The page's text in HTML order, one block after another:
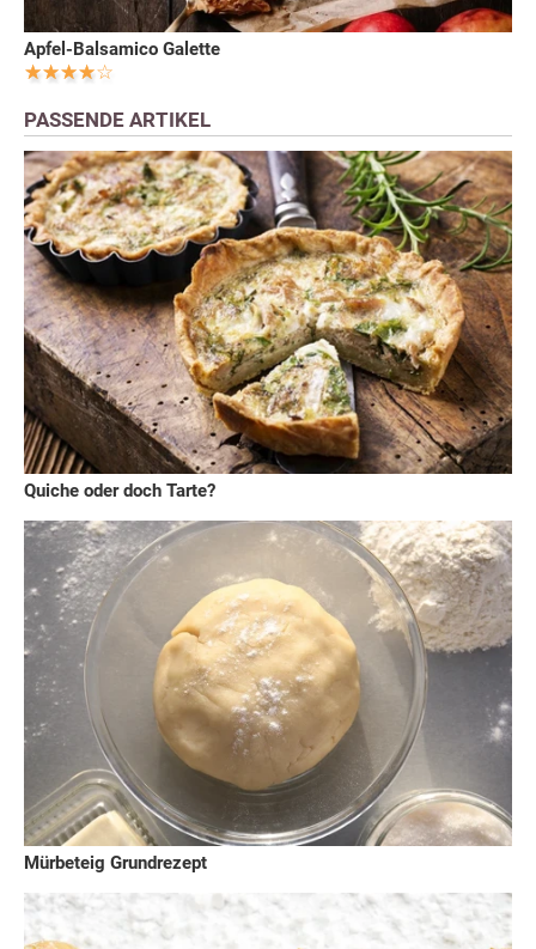
Apfel-Balsamico Galette
PASSENDE ARTIKEL
Quiche oder doch Tarte?
Mürbeteig Grundrezept